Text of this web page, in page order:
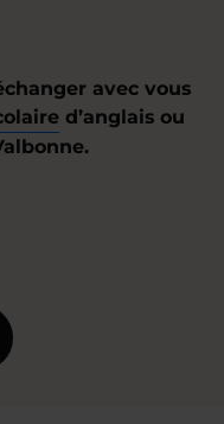
avec vous
d’anglais ou